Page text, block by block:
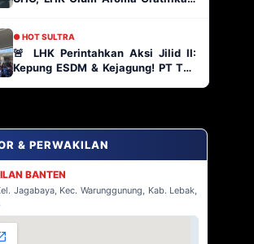
● HOT SULTRA
🚨 LHK Perintahkan Aksi Jilid II:
Kepung ESDM & Kejagung! PT TJA
& PERWAKILAN
BANTEN
Jagabaya, Kec. Warunggunung, Kab. Lebak,